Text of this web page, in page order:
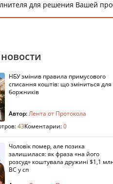
для решения Вашей
НБУ змінив правила примусового
списання коштів: що зміниться для
боржників
Автор:Лента от Протокола
43Коментарии:0
Чоловік помер, але позика
залишилася: як фраза «на його
розсуд» коштувала дружині $1,1
ВС у сп